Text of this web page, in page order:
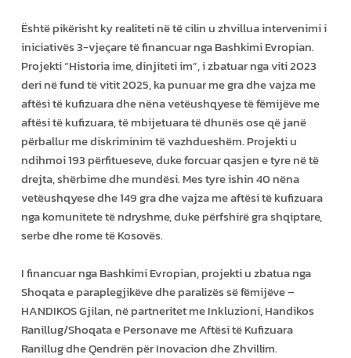
Është pikërisht ky realiteti në të cilin u zhvillua intervenimi i
iniciativës 3-vjeçare të financuar nga Bashkimi Evropian.
Projekti “Historia ime, dinjiteti im”, i zbatuar nga viti 2023
deri në fund të vitit 2025, ka punuar me gra dhe vajza me
aftësi të kufizuara dhe nëna vetëushqyese të fëmijëve me
aftësi të kufizuara, të mbijetuara të dhunës ose që janë
përballur me diskriminim të vazhdueshëm. Projekti u
ndihmoi 193 përfitueseve, duke forcuar qasjen e tyre në të
drejta, shërbime dhe mundësi. Mes tyre ishin 40 nëna
vetëushqyese dhe 149 gra dhe vajza me aftësi të kufizuara
nga komunitete të ndryshme, duke përfshirë gra shqiptare,
serbe dhe rome të Kosovës.
I financuar nga Bashkimi Evropian, projekti u zbatua nga
Shoqata e paraplegjikëve dhe paralizës së fëmijëve –
HANDIKOS Gjilan, në partneritet me Inkluzioni, Handikos
Ranillug/Shoqata e Personave me Aftësi të Kufizuara
Ranillug dhe Qendrën për Inovacion dhe Zhvillim.